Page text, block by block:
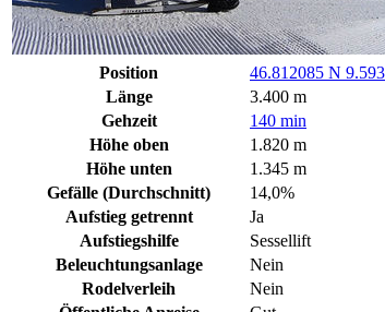
Position
46.812085 N
Länge
3.400 m
Gehzeit
140 min
Höhe oben
1.820 m
Höhe unten
1.345 m
Gefälle (Durchschnitt)
14,0%
Aufstieg getrennt
Ja
Aufstiegshilfe
Sessellift
Beleuchtungsanlage
Nein
Rodelverleih
Nein